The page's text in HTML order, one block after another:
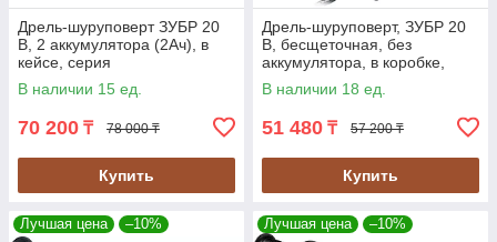
Дрель-шуруповерт ЗУБР 20
В, 2 аккумулятора (2Ач), в
кейсе, серия
"Профессионал" (DL-201-22)
В наличии 15 ед.
70 200 ₸ 78 000 ₸
Купить
Дрель-шуруповерт, ЗУБР 20
В, бесщеточная, без
аккумулятора, в коробке,
серия "Профессионал" (DB-
201)
В наличии 18 ед.
51 480 ₸ 57 200 ₸
Купить
Лучшая цена –10% Лучшая цена –10%